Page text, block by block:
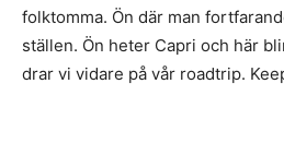
folktomma. Ön där man
ställen. Ön heter Capri och här
drar vi vidare på vår roadtrip.